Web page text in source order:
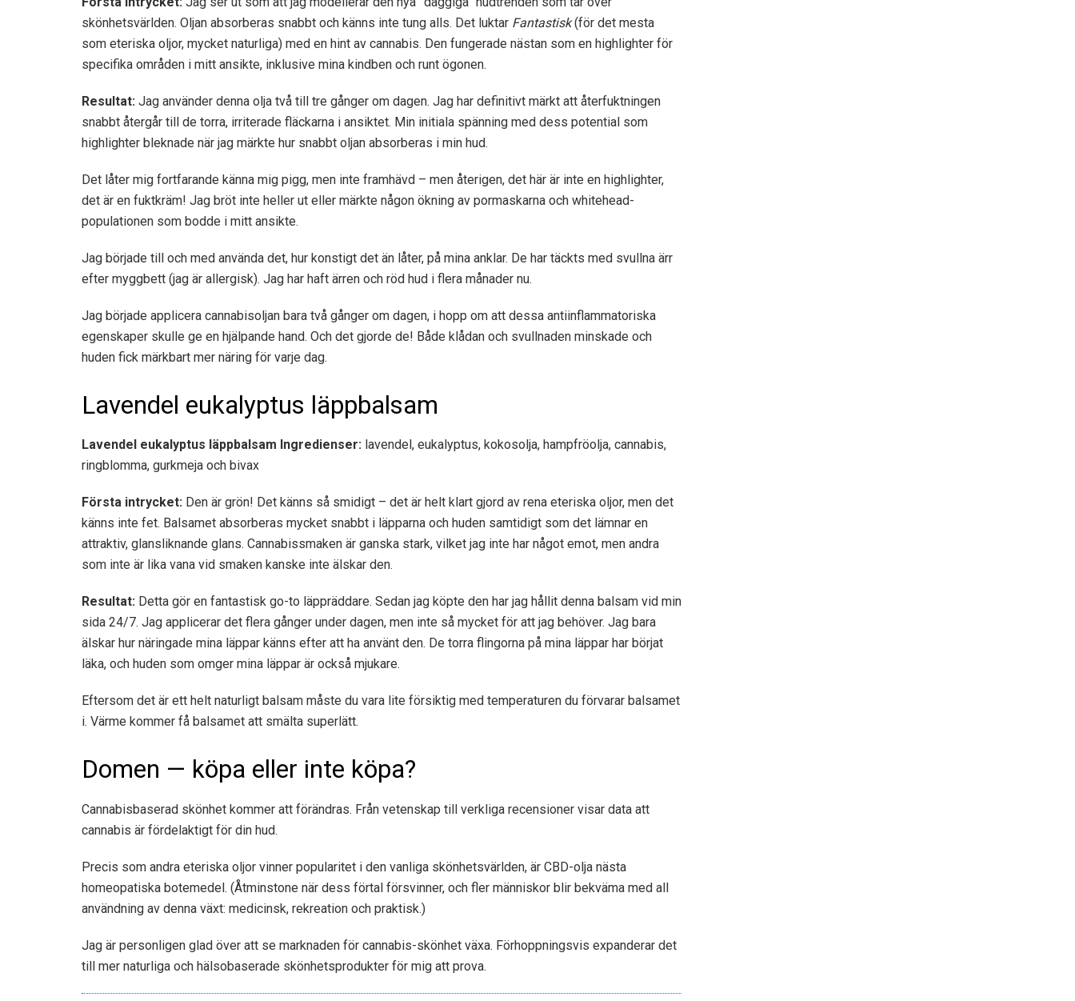
skönhetsvärlden. Oljan absorberas snabbt och känns inte tung alls. Det luktar Fantastisk(för det mesta
som eteriska oljor, mycket naturliga) med en hint av cannabis. Den fungerade nästan som en highlighter för
specifika områden i mitt ansikte, inklusive mina kindben och runt ögonen.
Resultat: Jag använder denna olja två till tre gånger om dagen. Jag har definitivt märkt att återfuktningen
snabbt återgår till de torra, irriterade fläckarna i ansiktet. Min initiala spänning med dess potential som
highlighter bleknade när jag märkte hur snabbt oljan absorberas i min hud.
Det låter mig fortfarande känna mig pigg, men inte framhävd – men återigen, det här är inte en highlighter,
det är en fuktkräm! Jag bröt inte heller ut eller märkte någon ökning av pormaskarna och whitehead-
populationen som bodde i mitt ansikte.
Jag började till och med använda det, hur konstigt det än låter, på mina anklar. De har täckts med svullna ärr
efter myggbett (jag är allergisk). Jag har haft ärren och röd hud i flera månader nu.
Jag började applicera cannabisoljan bara två gånger om dagen, i hopp om att dessa antiinflammatoriska
egenskaper skulle ge en hjälpande hand. Och det gjorde de! Både klådan och svullnaden minskade och
huden fick märkbart mer näring för varje dag.
Lavendel eukalyptus läppbalsam
Lavendel eukalyptus läppbalsam Ingredienser: lavendel, eukalyptus, kokosolja, hampfröolja, cannabis,
ringblomma, gurkmeja och bivax
Första intrycket: Den är grön! Det känns så smidigt – det är helt klart gjord av rena eteriska oljor, men det
känns inte fet. Balsamet absorberas mycket snabbt i läpparna och huden samtidigt som det lämnar en
attraktiv, glansliknande glans. Cannabissmaken är ganska stark, vilket jag inte har något emot, men andra
som inte är lika vana vid smaken kanske inte älskar den.
Resultat: Detta gör en fantastisk go-to läppräddare. Sedan jag köpte den har jag hållit denna balsam vid min
sida 24/7. Jag applicerar det flera gånger under dagen, men inte så mycket för att jag behöver. Jag bara
älskar hur näringade mina läppar känns efter att ha använt den. De torra flingorna på mina läppar har börjat
läka, och huden som omger mina läppar är också mjukare.
Eftersom det är ett helt naturligt balsam måste du vara lite försiktig med temperaturen du förvarar balsamet
i. Värme kommer få balsamet att smälta superlätt.
Domen — köpa eller inte köpa?
Cannabisbaserad skönhet kommer att förändras. Från vetenskap till verkliga recensioner visar data att
cannabis är fördelaktigt för din hud.
Precis som andra eteriska oljor vinner popularitet i den vanliga skönhetsvärlden, är CBD-olja nästa
homeopatiska botemedel. (Åtminstone när dess förtal försvinner, och fler människor blir bekväma med all
användning av denna växt: medicinsk, rekreation och praktisk.)
Jag är personligen glad över att se marknaden för cannabis-skönhet växa. Förhoppningsvis expanderar det
till mer naturliga och hälsobaserade skönhetsprodukter för mig att prova.